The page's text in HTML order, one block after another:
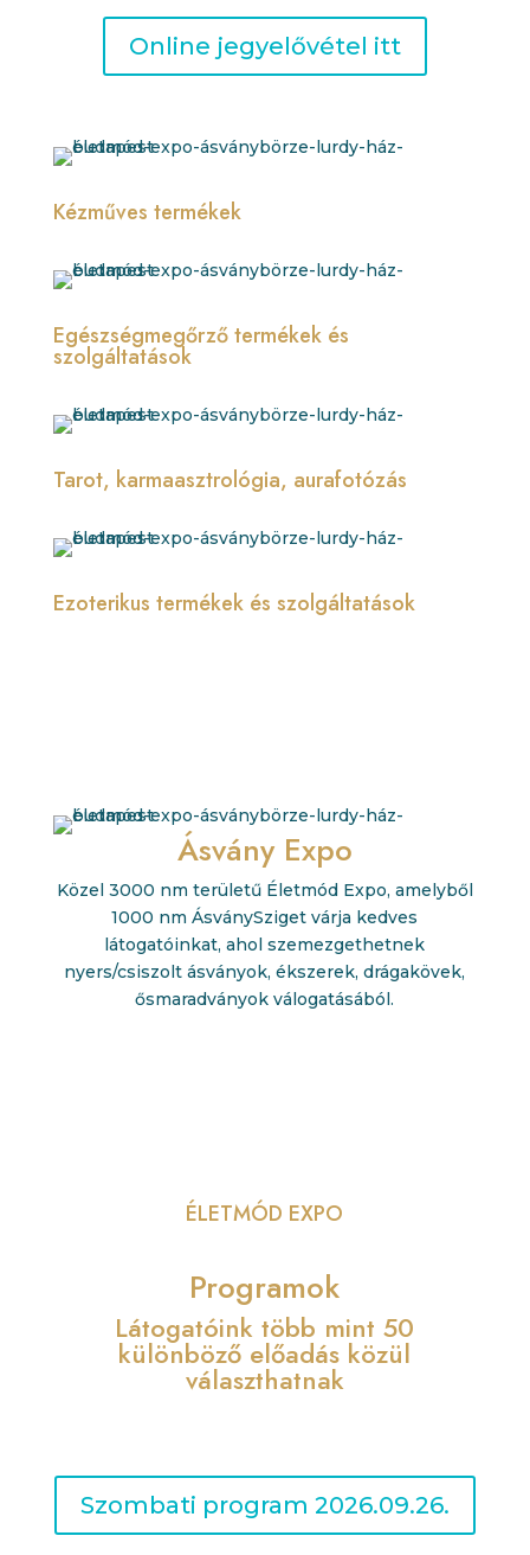
Online jegyelővétel itt
Kézműves termékek
Egészségmegőrző termékek és
szolgáltatások
Tarot, karmaasztrológia, aurafotózás
Ezoterikus termékek és szolgáltatások
Ásvány Expo
Közel 3000 nm területű Életmód Expo, amelyből
1000 nm ÁsványSziget várja kedves
látogatóinkat, ahol szemezgethetnek
nyers/csiszolt ásványok, ékszerek, drágakövek,
ősmaradványok válogatásából.
ÉLETMÓD EXPO
Programok
Látogatóink több mint 50
különböző előadás közül
választhatnak
Szombati program 2026.09.26.